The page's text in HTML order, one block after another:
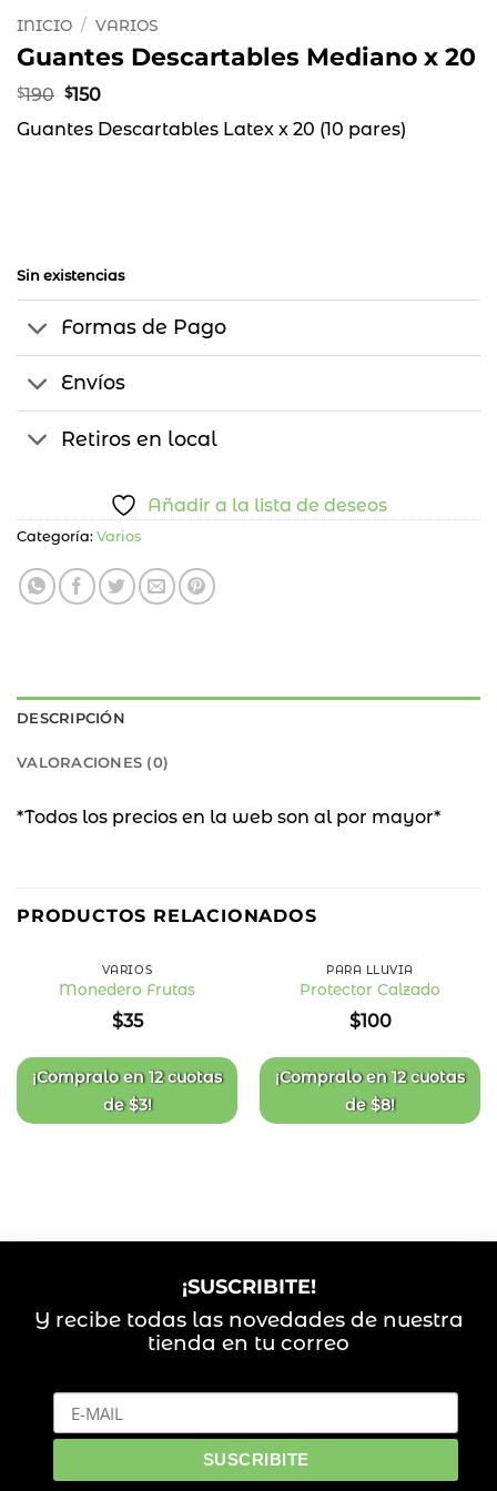
INICIO / VARIOS
Guantes Descartables Mediano x 20
$190 El
original
$150El
actual
Guantes Descartables Latex x 20 (10 pares)
Sin existencias
Formas de Pago
Envíos
Retiros en local
Añadir a la lista de deseos
Categoría: Varios
DESCRIPCIÓN
VALORACIONES (0)
*Todos los precios en la web son al por mayor*
PRODUCTOS RELACIONADOS
de
deseos
VARIOS
Monedero Frutas
$35
¡Compralo en12 cuotas
de$3!
de
deseos
PARA LLUVIA
Protector Calzado
$100
¡Compralo en12 cuotas
de$8!
¡SUSCRIBITE!
Y recibe todas las novedades de nuestra
tienda en tu correo